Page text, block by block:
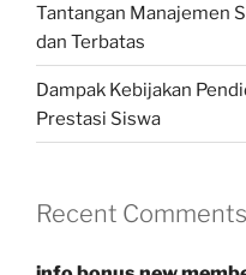
Tantangan Manajemen
dan Terbatas
Dampak Kebijakan
Prestasi Siswa
Recent Comments